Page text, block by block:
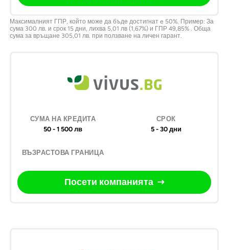
Максималният ГПР, който може да бъде достигнат e 50%. Пример: За
сума 300 лв. и срок 15 дни, лихва 5,01 лв (1,67%) и ГПР 49,85% . Обща
сума за връщане 305,01 лв. при ползване на личен гарант.
50 - 1 500 лв 5 - 30 дни
Посети компанията